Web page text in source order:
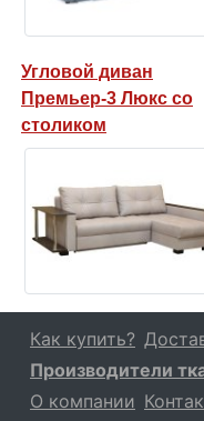
Угловой диван
Премьер-3 Люкс со
столиком
Как купить?
Производители
О компании